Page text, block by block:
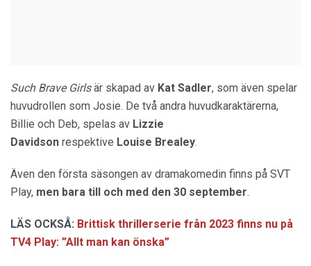
Such Brave Girlsär skapad av Kat Sadler, som även spelar
huvudrollen som Josie. De två andra huvudkaraktärerna,
Billie och Deb, spelas av Lizzie
Davidson respektive Louise Brealey.
Även den första säsongen av dramakomedin finns på SVT
Play, men bara till och med den 30 september.
LÄS OCKSÅ: Brittisk thrillerserie från 2023 finns nu på
TV4 Play: ”Allt man kan önska”